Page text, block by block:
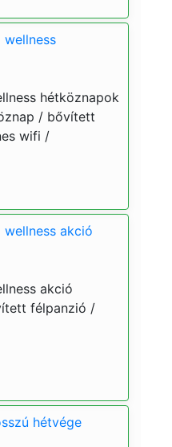
hétköznapok
/ bővített
wifi /
akció
akció
félpanzió /
hétvége